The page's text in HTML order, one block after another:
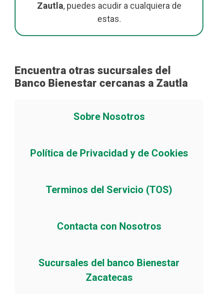
Zautla, puedes acudir a cualquiera de
estas.
Encuentra otras sucursales del
Banco Bienestar cercanas a Zautla
Sobre Nosotros
Política de Privacidad y de Cookies
Terminos del Servicio (TOS)
Contacta con Nosotros
Sucursales del banco Bienestar
Zacatecas